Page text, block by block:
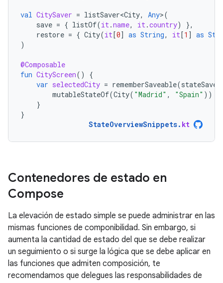
val CitySaver = listSaver<City, Any>(
save = { listOf(it .name, it .country)
},
restore = { City(it[0] as String, it[1 ] as
)
@Composable
fun CityScreen()
{
var selectedCity = rememberSaveable(stateSaver
mutableStateOf(City( "Madrid" , "Spain" ))
}
}
StateOverviewSnippets. kt
Contenedores de estado en
Compose
La elevación de estado simple se puede administrar en las
mismas funciones de componibilidad. Sin embargo, si
aumenta la cantidad de estado del que se debe realizar
un seguimiento o si surge la lógica que se debe aplicar en
las funciones que admiten composición, te
recomendamos que delegues las responsabilidades de